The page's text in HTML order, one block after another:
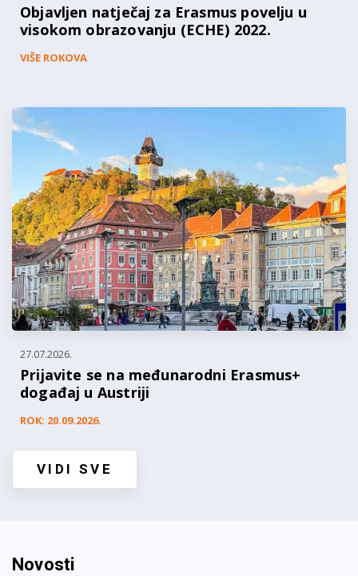
Objavljen natječaj za Erasmus povelju u
visokom obrazovanju (ECHE) 2022.
VIŠE ROKOVA
27.07.2026.
Prijavite se na međunarodni Erasmus+
događaj u Austriji
ROK: 20.09.2026.
VIDI SVE
Novosti